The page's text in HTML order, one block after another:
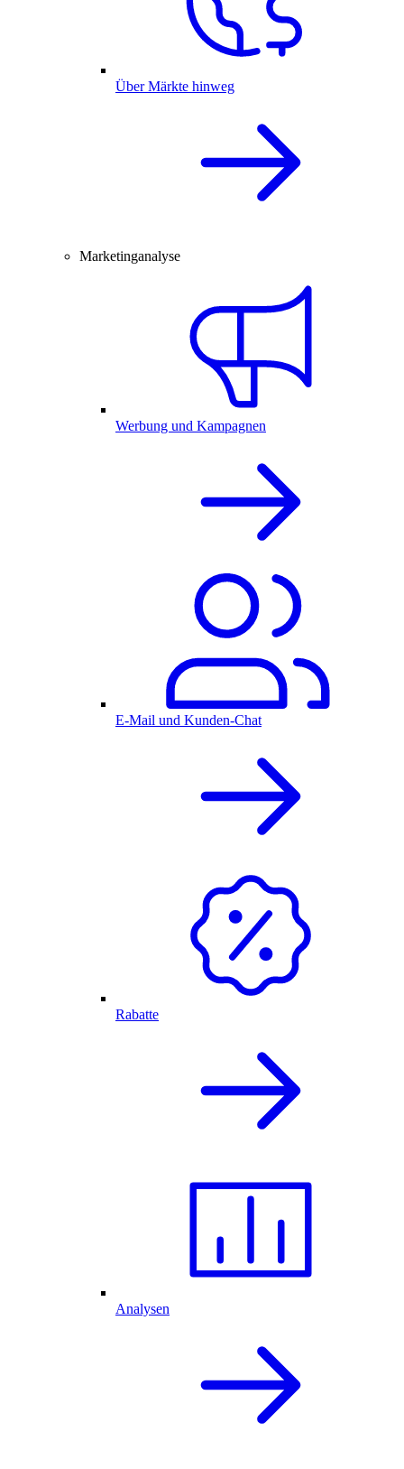
Über Märkte hinweg
Marketinganalyse
Werbung und Kampagnen
E-Mail und Kunden-Chat
Rabatte
Analysen